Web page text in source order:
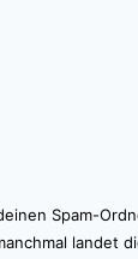
Spam-
landet